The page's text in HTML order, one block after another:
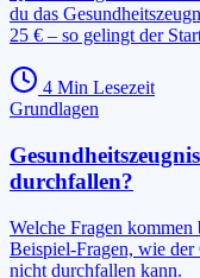
du das
25 € – so gelingt der
4 Min Lesezeit
Grundlagen
durchfallen?
Welche Fragen
Beispiel-Fragen, wie
nicht durchfallen kann.